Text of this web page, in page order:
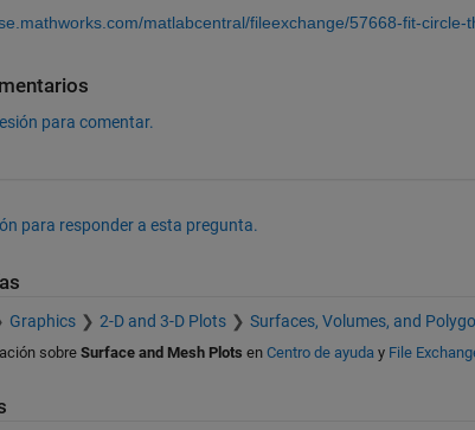
matlabcentral/fileexchange/57668-fit-circle-
para comentar.
para responder a esta pregunta.
Graphics 2-D and 3-D Plots Surfaces, Volumes, and
sobreSurface and Mesh Plots en Centro de ayuda y File